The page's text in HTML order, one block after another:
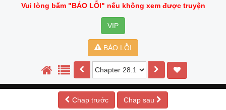
Vui lòng bấm "BÁO LỖI" nếu không xem được truyện
VIP
BÁO LỖI
Chap trước Chap sau